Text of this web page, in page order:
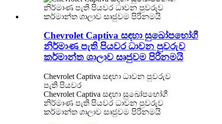
Chevrolet Captiva සඳහා සුඛෝපභෝගී
නිර්මාණ පැති පියවර ධාවන පුවරුව
කර්මාන්ත ශාලාව සෘජුවම පිරිනමයි
Chevrolet Captiva සඳහා ධාවන පුවරුව
පැති පියවර
Chevrolet Captiva සඳහා සුඛෝපභෝගී
නිර්මාණ පැති පියවර ධාවන පුවරුව
කර්මාන්ත ශාලාව සෘජුවම පිරිනමයි